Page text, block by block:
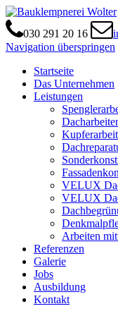
030 291 20 16
Navigation überspringen
Startseite
Das Unternehmen
Leistungen
VELUX
VELUX
Arbeiten
Referenzen
Galerie
Jobs
Ausbildung
Kontakt